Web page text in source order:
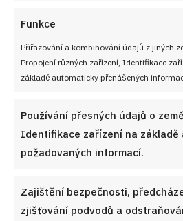
Funkce
Přiřazování a kombinování údajů z jiných
Propojení různých zařízení, Identifikace
základě automaticky přenášených
Používání přesných údajů o
Identifikace zařízení na základě
požadovaných informací.
Zajištění bezpečnosti,
zjišťování podvodů a
VYZKOUŠEJTE